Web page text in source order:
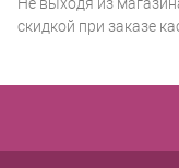
Не выходя из
скидкой при заказе